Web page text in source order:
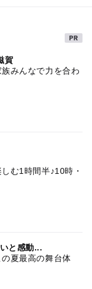
賀
みんなで力を合わ
む1時間半♪10時・
と感動...
夏最高の舞台体